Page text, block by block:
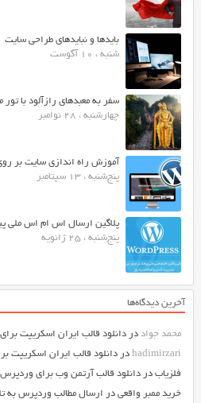
بایدها و نبایدهای طراحی سایت
شنبه ، 10 آگوست
سفر به معبدهای رازآلود با تور
چهارشنبه ، 28 نوامبر
آموزش راه اندازی سایت بر
پنج‌شنبه ، 13 سپتامبر
پلاگین ارسال اس ام اس ملی
پنج‌شنبه ، 25 ژانویه
آخرین دیدگاه‌ها
محمد جواددر دانلود قالب ایران اسکریپت
hadimirzariدر دانلود قالب ایران اسکریپت
فلزیابدر دانلود قالب آرتمن وب برای وردپرس
خرید ممبر واقعیدر ارسال مطالب وردپرس به